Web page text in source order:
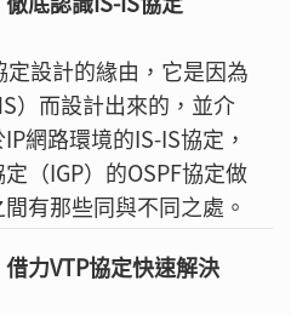
設計的緣由，它是因為
）而設計出來的，並介
網路環境的IS-IS協定，
（IGP）的OSPF協定做
有那些同與不同之處。
力VTP協定快速解決